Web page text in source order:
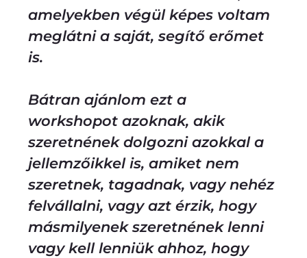
amelyekben végül képes voltam
meglátni a saját, segítő erőmet
is.
Bátran ajánlom ezt a
workshopot azoknak, akik
szeretnének dolgozni azokkal a
jellemzőikkel is, amiket nem
szeretnek, tagadnak, vagy nehéz
felvállalni, vagy azt érzik, hogy
másmilyenek szeretnének lenni
vagy kell lenniük ahhoz, hogy